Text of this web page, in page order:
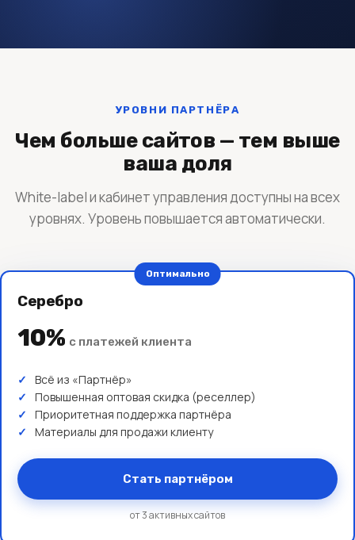
УРОВНИ ПАРТНЁРА
Чем больше сайтов — тем выше
ваша доля
White-label и кабинет управления доступны на всех
уровнях. Уровень повышается автоматически.
Оптимально
Серебро
10% с платежей клиента
Всё из «Партнёр»
Повышенная оптовая скидка (реселлер)
Приоритетная поддержка партнёра
Материалы для продажи клиенту
Стать партнёром
от 3 активных сайтов